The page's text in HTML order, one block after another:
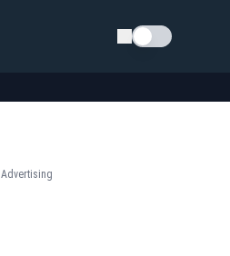
Schimba tema
Advertising